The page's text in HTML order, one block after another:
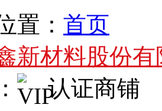
置： 首页
新材料股份
认证商铺